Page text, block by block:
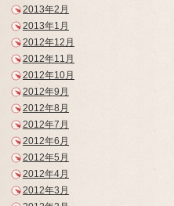
2013年2月
2013年1月
2012年12月
2012年11月
2012年10月
2012年9月
2012年8月
2012年7月
2012年6月
2012年5月
2012年4月
2012年3月